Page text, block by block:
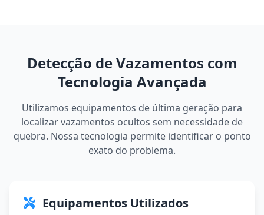
Detecção de Vazamentos com
Tecnologia Avançada
Utilizamos equipamentos de última geração para
localizar vazamentos ocultos sem necessidade de
quebra. Nossa tecnologia permite identificar o ponto
exato do problema.
Equipamentos Utilizados